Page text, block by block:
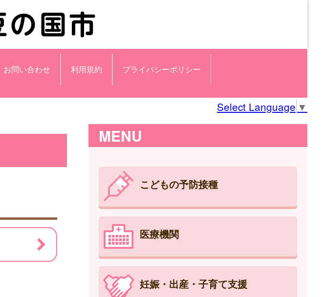
お問い合わせ 利用規約 プライバシーポリシー
Select Language ▼
MENU
こどもの予防接種
医療機関
妊娠・出産・子育て支援